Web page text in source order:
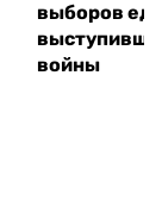
выборов
войны